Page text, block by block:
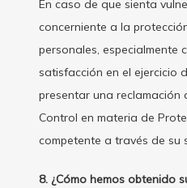
En caso de que sienta
concerniente a la
personales, especialmente
satisfacción en el ejercicio
presentar una
Control en materia de
competente a través de su
8. ¿Cómo hemos obtenido